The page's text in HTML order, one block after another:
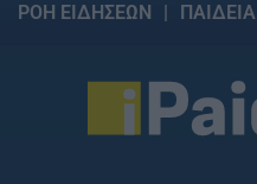
ΡΟΗ ΕΙΔΗΣΕΩΝ ΠΑΙΔΕΙΑ